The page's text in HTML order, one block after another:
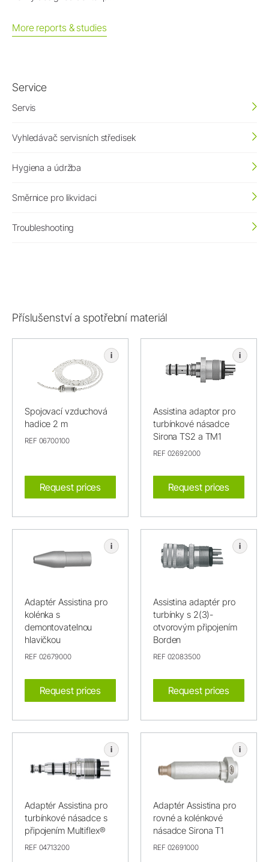
More reports & studies
Service
Servis
Vyhledávač servisních středisek
Hygiena a údržba
Směrnice pro likvidaci
Troubleshooting
Příslušenství a spotřební materiál
i
Spojovací vzduchová
hadice 2 m
REF 06700100
Request prices
i
Assistina adaptor pro
turbínkové násadce
Sirona TS2 a TM1
REF 02692000
Request prices
i
Adaptér Assistina pro
kolénka s
demontovatelnou
hlavičkou
REF 02679000
Request prices
i
Assistina adaptér pro
turbínky s 2(3)-
otvorovým připojením
Borden
REF 02083500
Request prices
i
Adaptér Assistina pro
turbínkové násadce s
připojením Multiflex®
REF 04713200
i
Adaptér Assistina pro
rovné a kolénkové
násadce Sirona T1
REF 02691000